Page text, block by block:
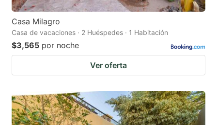
Casa Milagro
Casa de vacaciones · 2 Huéspedes · 1 Habitación
$3,565 por noche
Ver oferta